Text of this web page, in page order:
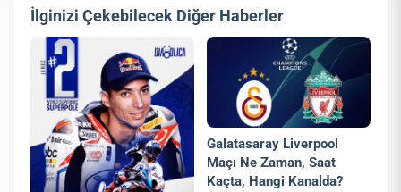
İlginizi Çekebilecek Diğer Haberler
Galatasaray Liverpool
Maçı Ne Zaman, Saat
Kaçta, Hangi Kanalda?